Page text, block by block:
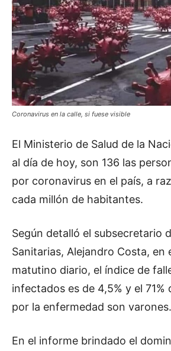
Coronavirus en la calle, si fuese visible
El Ministerio de Salud de la
al día de hoy, son 136 las
por coronavirus en el país, a
cada millón de habitantes.
Según detalló el subsecretario
Sanitarias, Alejandro Costa, en
matutino diario, el índice de
infectados es de 4,5% y el 71%
por la enfermedad son varones.
En el informe brindado el